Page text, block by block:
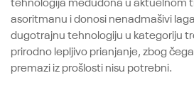
asoritmanu i donosi nenadmašivi
dugotrajnu tehnologiju u kategoriju
prirodno lepljivo prianjanje, zbog
premazi iz prošlosti nisu potrebni.